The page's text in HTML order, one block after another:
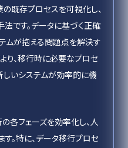
の既存プロセスを可視化し、
です。データに基づく正確
ムが抱える問題点を解決す
り、移行時に必要なプロセ
しいシステムが効率的に機
各フェーズを効率化し、人
。特に、データ移行プロセ